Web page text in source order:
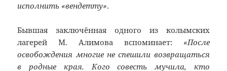
исполнить «вендетту».
Бывшая заключённая одного из колымских
лагерей М. Алимова вспоминает: «После
освобождения многие не спешили возвращаться
в родные края. Кого совесть мучила, кто